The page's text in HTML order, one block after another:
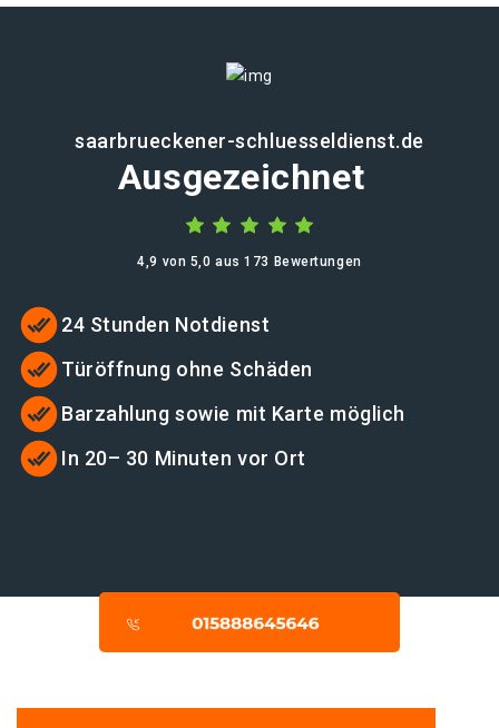
saarbrueckener-schluesseldienst.de
Ausgezeichnet
4,9 von 5,0 aus 173 Bewertungen
24 Stunden Notdienst
Türöffnung ohne Schäden
Barzahlung sowie mit Karte möglich
In 20– 30 Minuten vor Ort